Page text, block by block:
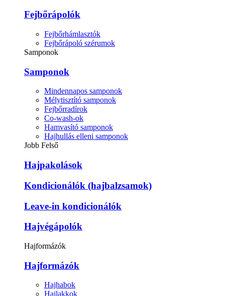
Fejbőrápolók
Fejbőrhámlasztók
Fejbőrápoló szérumok
Samponok
Samponok
Mindennapos samponok
Mélytisztító samponok
Fejbőrradírok
Co-wash-ok
Hamvasító samponok
Hajhullás elleni samponok
Jobb Felső
Hajpakolások
Kondicionálók (hajbalzsamok)
Leave-in kondicionálók
Hajvégápolók
Hajformázók
Hajformázók
Hajhabok
Hajlakkok